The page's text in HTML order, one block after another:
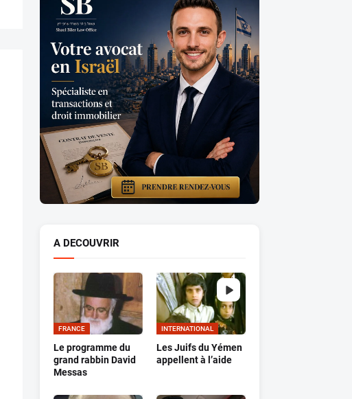
A DECOUVRIR
FRANCE
Le programme du
grand rabbin David
Messas
INTERNATIONAL
Les Juifs du Yémen
appellent à l’aide